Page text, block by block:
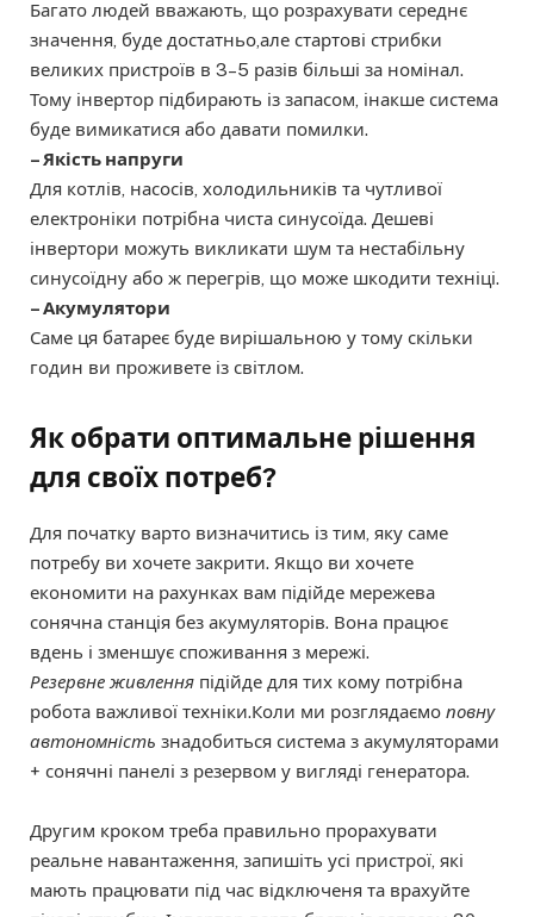
Багато людей вважають, що розрахувати середнє
значення, буде достатньо,але стартові стрибки
великих пристроїв в 3–5 разів більші за номінал.
Тому інвертор підбирають із запасом, інакше система
буде вимикатися або давати помилки.
– Якість напруги
Для котлів, насосів, холодильників та чутливої
електроніки потрібна чиста синусоїда. Дешеві
інвертори можуть викликати шум та нестабільну
синусоїдну або ж перегрів, що може шкодити техніці.
– Акумулятори
Саме ця батареє буде вирішальною у тому скільки
годин ви проживете із світлом.
Як обрати оптимальне рішення
для своїх потреб?
Для початку варто визначитись із тим, яку саме
потребу ви хочете закрити. Якщо ви хочете
економити на рахунках вам підійде мережева
сонячна станція без акумуляторів. Вона працює
вдень і зменшує споживання з мережі.
Резервне живлення підійде для тих кому потрібна
робота важливої техніки.Коли ми розглядаємо повну
автономність знадобиться система з акумуляторами
+ сонячні панелі з резервом у вигляді генератора.
Другим кроком треба правильно прорахувати
реальне навантаження, запишіть усі пристрої, які
мають працювати під час відключеня та врахуйте